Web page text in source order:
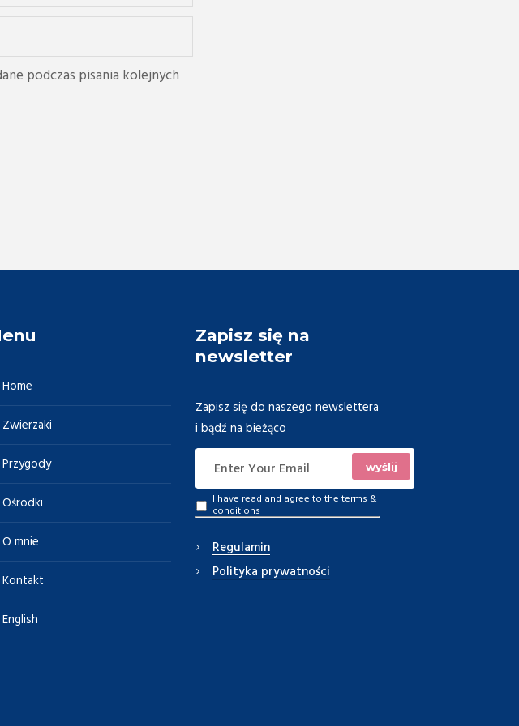
podczas pisania kolejnych
Home
Zwierzaki
Przygody
Ośrodki
O mnie
Kontakt
English
Zapisz się na
newsletter
Zapisz się do naszego newslettera
i bądź na bieżąco
I have read and agree to theterms &
conditions
Regulamin
Polityka prywatności